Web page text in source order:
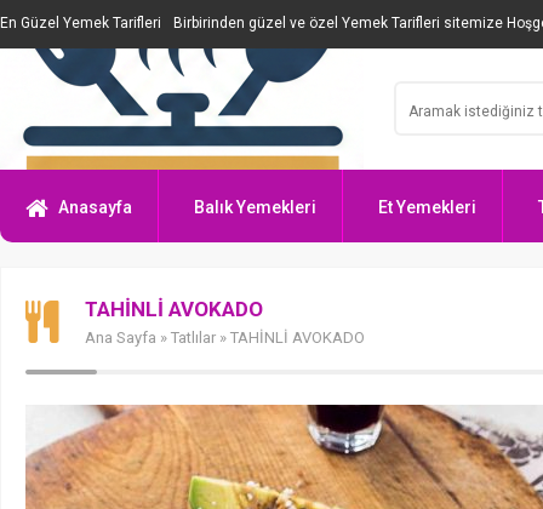
En Güzel Yemek Tarifleri Birbirinden güzel ve özel Yemek Tarifleri sitemize
Anasayfa Balık Yemekleri Et Yemekleri
TAHİNLİ AVOKADO
Ana Sayfa » Tatlılar » TAHİNLİ AVOKADO